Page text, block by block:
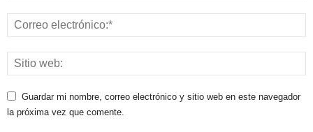
Guardar mi nombre, correo electrónico y sitio web en este navegador
la próxima vez que comente.